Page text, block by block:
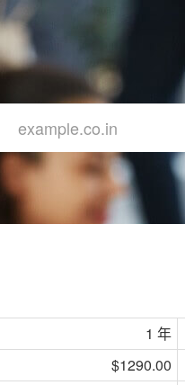
1 年
$1290.00